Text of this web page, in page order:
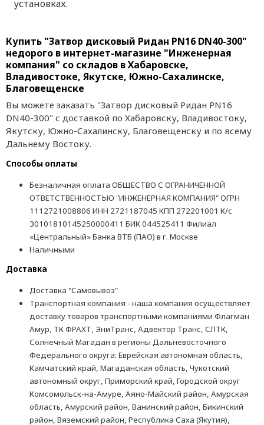
установках.
Купить "Затвор дисковый Ридан PN16 DN40-300"
недорого в интернет-магазине "Инженерная
компания" со складов в Хабаровске,
Владивостоке, Якутске, Южно-Сахалинске,
Благовещенске
Вы можете заказать "Затвор дисковый Ридан PN16
DN40-300" с доставкой по Хабаровску, Владивостоку,
Якутску, Южно-Сахалинску, Благовещенску и по всему
Дальнему Востоку.
Способы оплаты
Безналичная оплата ОБЩЕСТВО С ОГРАНИЧЕННОЙ
ОТВЕТСТВЕННОСТЬЮ "ИНЖЕНЕРНАЯ КОМПАНИЯ" ОГРН
1112721008806 ИНН 2721187045 КПП 272201001 К/с
30101810145250000411 БИК 044525411 Филиал
«Центральный» Банка ВТБ (ПАО) в г. Москве
Наличными
Доставка
Доставка "Самовывоз"
Транспортная компания - наша компания осуществляет
доставку товаров транспортными компаниями Флагман
Амур, ТК ФРАХТ, ЭниТранс, Адвектор Транс, СЛТК,
Солнечный Магадан в регионы Дальневосточного
Федерального округа: Еврейская автономная область,
Камчатский край, Магаданская область, Чукотский
автономный округ, Приморский край, Городской округ
Комсомольск-на-Амуре, Аяно-Майский район, Амурская
область, Амурский район, Ванинский район, Бикинский
район, Вяземский район, Республика Саха (Якутия),